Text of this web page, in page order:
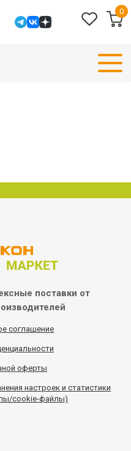
0
поставки от
соглашение
оферты
настроек и статистики
cookie-файлы)